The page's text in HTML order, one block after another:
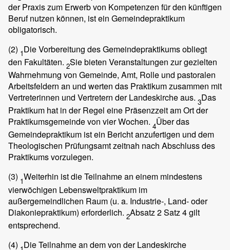
der Praxis zum Erwerb von Kompetenzen für den künftigen
Beruf nutzen können, ist ein Gemeindepraktikum
obligatorisch.
(2) 1Die Vorbereitung des Gemeindepraktikums obliegt
den Fakultäten. 2Sie bieten Veranstaltungen zur gezielten
Wahrnehmung von Gemeinde, Amt, Rolle und pastoralen
Arbeitsfeldern an und werten das Praktikum zusammen mit
Vertreterinnen und Vertretern der Landeskirche aus. 3Das
Praktikum hat in der Regel eine Präsenzzeit am Ort der
Praktikumsgemeinde von vier Wochen. 4Über das
Gemeindepraktikum ist ein Bericht anzufertigen und dem
Theologischen Prüfungsamt zeitnah nach Abschluss des
Praktikums vorzulegen.
(3) 1Weiterhin ist die Teilnahme an einem mindestens
vierwöchigen Lebensweltpraktikum im
außergemeindlichen Raum (u. a. Industrie-, Land- oder
Diakoniepraktikum) erforderlich. 2Absatz 2 Satz 4 gilt
entsprechend.
(4) Die Teilnahme an dem von der Landeskirche